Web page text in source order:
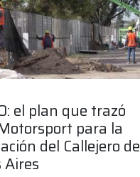
el plan que trazó
para la
del Callejero de
Aires